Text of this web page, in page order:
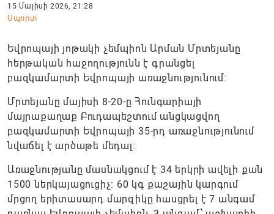
15 Մայիսի 2026, 21:28
Սպորտ
Եվրոպայի յոթակի չեմպիոն Արման Մրտեյանը
հերթական հաջողությունն է գրանցել
բազկամարտի Եվրոպայի առաջնությունում:
Մրտեյանը մայիսի 8-20-ը Հունգարիայի
մայրաքաղաք Բուդապեշտում անցկացվող
բազկամարտի Եվրոպայի 35-րդ առաջնությունում
նվաճել է արծաթե մեդալ։
Առաջնությանը մասնակցում է 34 երկրի ավելի քան
1500 ներկայացուցիչ։ 60 կգ քաշային կարգում
մրցող երիտասարդ մարզիկը հասցրել է 7 անգամ